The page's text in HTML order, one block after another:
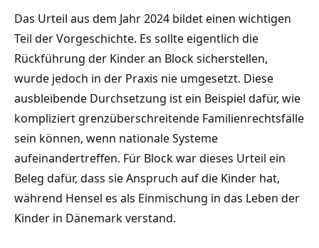
Das Urteil aus dem Jahr 2024 bildet einen wichtigen
Teil der Vorgeschichte. Es sollte eigentlich die
Rückführung der Kinder an Block sicherstellen,
wurde jedoch in der Praxis nie umgesetzt. Diese
ausbleibende Durchsetzung ist ein Beispiel dafür, wie
kompliziert grenzüberschreitende Familienrechtsfälle
sein können, wenn nationale Systeme
aufeinandertreffen. Für Block war dieses Urteil ein
Beleg dafür, dass sie Anspruch auf die Kinder hat,
während Hensel es als Einmischung in das Leben der
Kinder in Dänemark verstand.